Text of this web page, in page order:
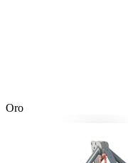
Oro